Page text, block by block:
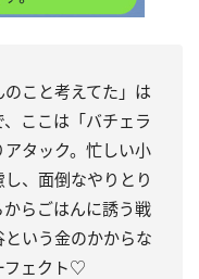
こと考えてた」は
ここは「バチェラ
タック。忙しい小
、面倒なやりとり
らごはんに誘う戦
いう金のかからな
フェクト♡